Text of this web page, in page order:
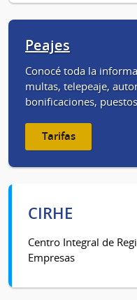
Peajes
Conocé toda la
multas, telepeaje,
bonificaciones,
Tarifas
CIRHE
Centro Integral de
Empresas